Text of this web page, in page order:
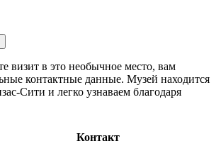
визит в это необычное место, вам
контактные данные. Музей находится
Сити и легко узнаваем благодаря
Контакт